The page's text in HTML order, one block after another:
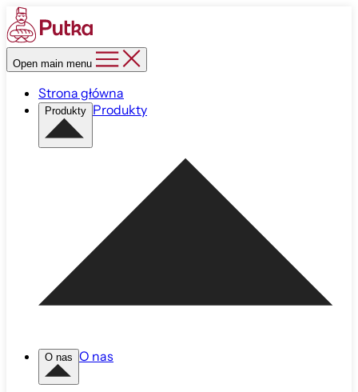
Open main menu
Strona główna
Produkty Produkty
O nas O nas